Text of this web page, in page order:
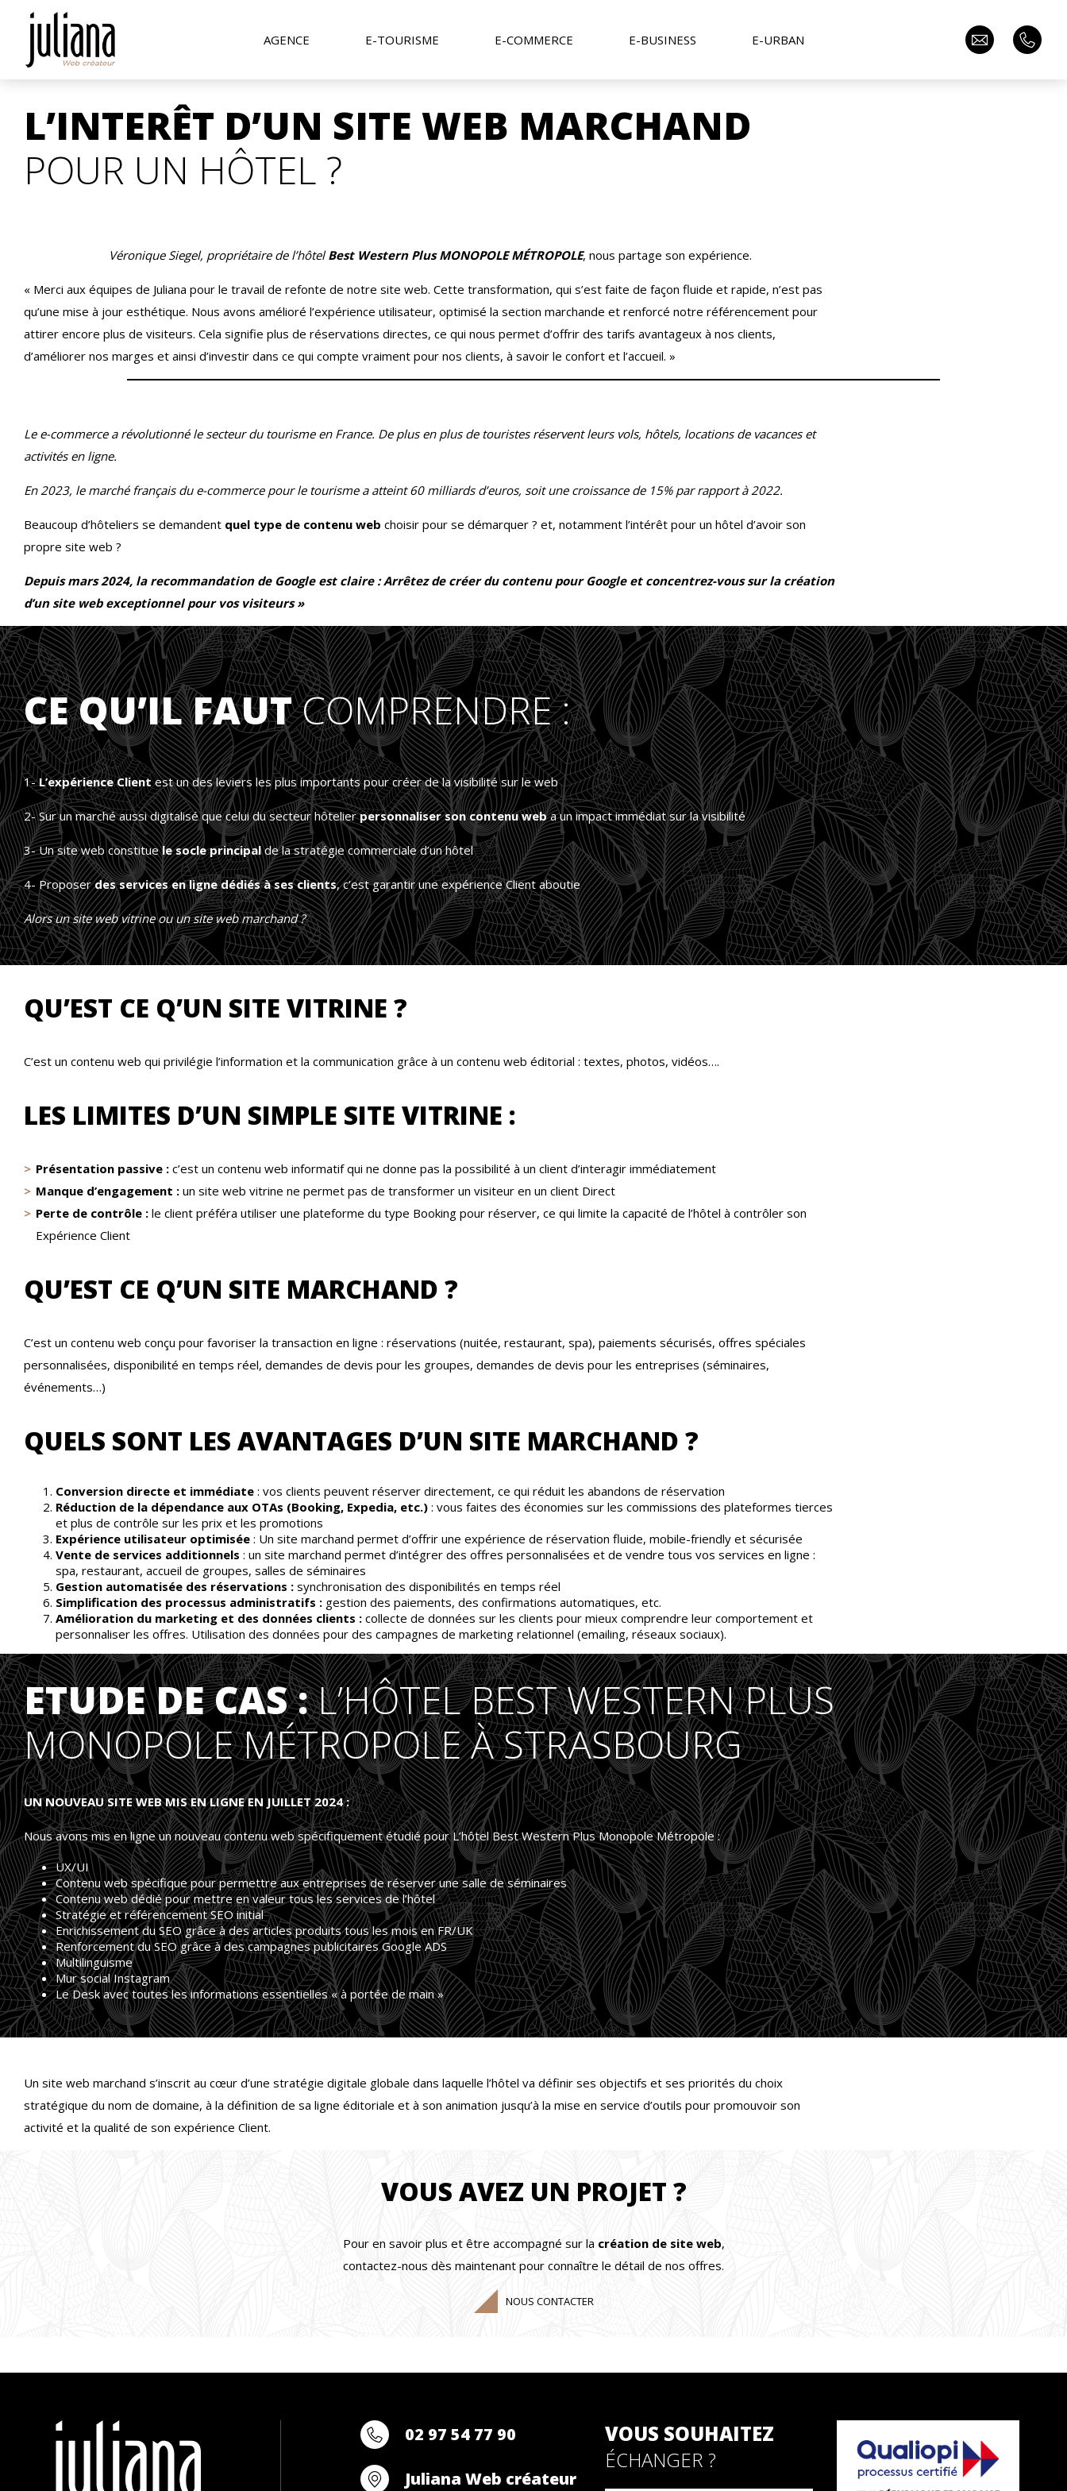
AGENCE E-TOURISME E-COMMERCE E-BUSINESS E-URBAN
L’INTERÊT D’UN SITE WEB MARCHAND
POUR UN HÔTEL ?
Véronique Siegel, propriétaire de l’hôtelBest Western Plus MONOPOLE MÉTROPOLE, nous partage son expérience.
« Merci aux équipes de Juliana pour le travail de refonte de notre site web. Cette transformation, qui s’est faite de façon fluide et rapide, n’est pas
qu’une mise à jour esthétique. Nous avons amélioré l’expérience utilisateur, optimisé la section marchande et renforcé notre référencement pour
attirer encore plus de visiteurs. Cela signifie plus de réservations directes, ce qui nous permet d’offrir des tarifs avantageux à nos clients,
d’améliorer nos marges et ainsi d’investir dans ce qui compte vraiment pour nos clients, à savoir le confort et l’accueil. »
Le e-commerce a révolutionné le secteur du tourisme en France. De plus en plus de touristes réservent leurs vols, hôtels, locations de vacances et
activités en ligne.
En 2023, le marché français du e-commerce pour le tourisme a atteint 60 milliards d’euros, soit une croissance de 15% par rapport à 2022.
Beaucoup d’hôteliers se demandent quel type de contenu web choisir pour se démarquer ? et, notamment l’intérêt pour un hôtel d’avoir son
propre site web ?
Depuis mars 2024, la recommandation de Google est claire : Arrêtez de créer du contenu pour Google et concentrez-vous sur la création
d’un site web exceptionnel pour vos visiteurs »
CE QU’IL FAUTCOMPRENDRE :
1-L’expérience Clientest un des leviers les plus importants pour créer de la visibilité sur le web
2- Sur un marché aussi digitalisé que celui du secteur hôtelierpersonnaliser son contenu weba un impact immédiat sur la visibilité
3- Un site web constituele socle principalde la stratégie commerciale d’un hôtel
4- Proposerdes services en ligne dédiés à ses clients, c’est garantir une expérience Client aboutie
Alors un site web vitrine ou un site web marchand ?
QU’EST CE Q’UN SITE VITRINE ?
C’est un contenu web qui privilégie l’information et la communication grâce à un contenu web éditorial : textes, photos, vidéos….
LES LIMITES D’UN SIMPLE SITE VITRINE :
Présentation passive : c’est un contenu web informatif qui ne donne pas la possibilité à un client d’interagir immédiatement
Manque d’engagement : un site web vitrine ne permet pas de transformer un visiteur en un client Direct
Perte de contrôle : le client préféra utiliser une plateforme du type Booking pour réserver, ce qui limite la capacité de l’hôtel à contrôler son
Expérience Client
QU’EST CE Q’UN SITE MARCHAND ?
C’est un contenu web conçu pour favoriser la transaction en ligne : réservations (nuitée, restaurant, spa), paiements sécurisés, offres spéciales
personnalisées, disponibilité en temps réel, demandes de devis pour les groupes, demandes de devis pour les entreprises (séminaires,
événements…)
QUELS SONT LES AVANTAGES D’UN SITE MARCHAND ?
Conversion directe et immédiate : vos clients peuvent réserver directement, ce qui réduit les abandons de réservation
Réduction de la dépendance aux OTAs (Booking, Expedia, etc.) : vous faites des économies sur les commissions des plateformes tierces
et plus de contrôle sur les prix et les promotions
Expérience utilisateur optimisée : Un site marchand permet d’offrir une expérience de réservation fluide, mobile-friendly et sécurisée
Vente de services additionnels : un site marchand permet d’intégrer des offres personnalisées et de vendre tous vos services en ligne :
spa, restaurant, accueil de groupes, salles de séminaires
Gestion automatisée des réservations : synchronisation des disponibilités en temps réel
Simplification des processus administratifs : gestion des paiements, des confirmations automatiques, etc.
Amélioration du marketing et des données clients : collecte de données sur les clients pour mieux comprendre leur comportement et
personnaliser les offres. Utilisation des données pour des campagnes de marketing relationnel (emailing, réseaux sociaux).
ETUDE DE CAS :L’HÔTEL BEST WESTERN PLUS
MONOPOLE MÉTROPOLE À STRASBOURG
UN NOUVEAU SITE WEB MIS EN LIGNE EN JUILLET 2024 :
Nous avons mis en ligne un nouveau contenu web spécifiquement étudié pour L’hôtel Best Western Plus Monopole Métropole :
UX/UI
Contenu web spécifique pour permettre aux entreprises de réserver une salle de séminaires
Contenu web dédié pour mettre en valeur tous les services de l’hôtel
Stratégie et référencement SEO initial
Enrichissement du SEO grâce à des articles produits tous les mois en FR/UK
Renforcement du SEO grâce à des campagnes publicitaires Google ADS
Multilinguisme
Mur social Instagram
Le Desk avec toutes les informations essentielles « à portée de main »
Un site web marchand s’inscrit au cœur d’une stratégie digitale globale dans laquelle l’hôtel va définir ses objectifs et ses priorités du choix
stratégique du nom de domaine, à la définition de sa ligne éditoriale et à son animation jusqu’à la mise en service d’outils pour promouvoir son
activité et la qualité de son expérience Client.
VOUS AVEZ UN PROJET ?
Pour en savoir plus et être accompagné sur la création de site web,
contactez-nous dès maintenant pour connaître le détail de nos offres.
NOUS CONTACTER
02 97 54 77 90
Juliana Web créateur
VOUS SOUHAITEZ
ÉCHANGER ?